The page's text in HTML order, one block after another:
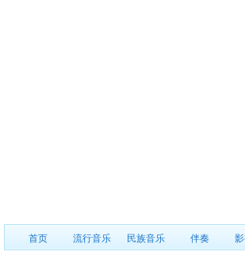
首页 流行音乐 民族音乐 伴奏